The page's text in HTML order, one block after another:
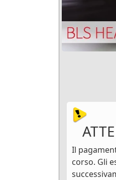
Il
corso. Gli